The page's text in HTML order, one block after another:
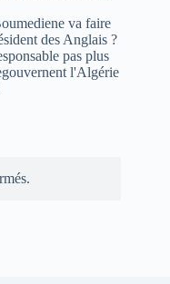
va faire
des Anglais ?
pas plus
l'Algérie